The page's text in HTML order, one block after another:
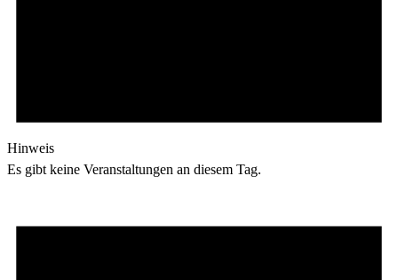
Hinweis
Es gibt keine Veranstaltungen an diesem Tag.